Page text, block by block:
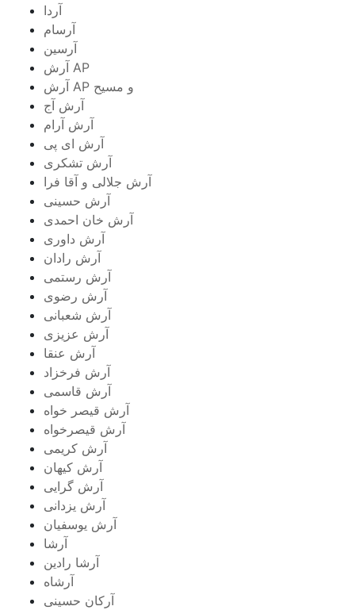
آردا
آرسام
آرسین
آرش AP
آرش AP و مسیح
آرش آج
آرش آرام
آرش ای پی
آرش تشکری
آرش جلالی و آقا فرا
آرش حسینی
آرش خان احمدی
آرش داوری
آرش رادان
آرش رستمى
آرش رضوی
آرش شعبانی
آرش عزیزی
آرش عنقا
آرش فرخزاد
آرش قاسمی
آرش قیصر خواه
آرش قیصرخواه
آرش کریمی
آرش کیهان
آرش گرایی
آرش یزدانی
آرش یوسفیان
آرشا
آرشا رادین
آرشاه
آرکان حسینی